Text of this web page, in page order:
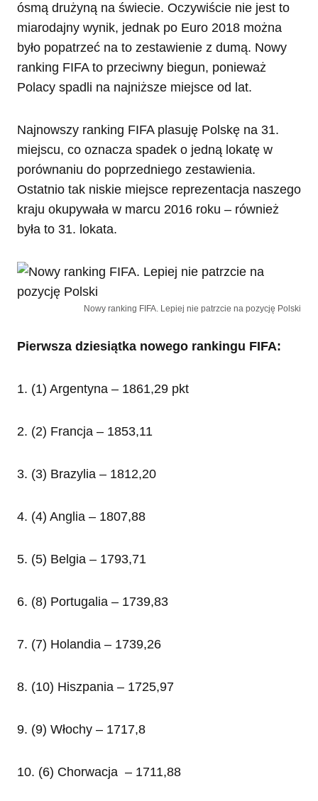
ósmą drużyną na świecie. Oczywiście nie jest to
miarodajny wynik, jednak po Euro 2018 można
było popatrzeć na to zestawienie z dumą. Nowy
ranking FIFA to przeciwny biegun, ponieważ
Polacy spadli na najniższe miejsce od lat.
Najnowszy ranking FIFA plasuję Polskę na 31.
miejscu, co oznacza spadek o jedną lokatę w
porównaniu do poprzedniego zestawienia.
Ostatnio tak niskie miejsce reprezentacja naszego
kraju okupywała w marcu 2016 roku – również
była to 31. lokata.
Nowy ranking FIFA. Lepiej nie patrzcie na pozycję Polski
Pierwsza dziesiątka nowego rankingu FIFA:
1. (1) Argentyna – 1861,29 pkt
2. (2) Francja – 1853,11
3. (3) Brazylia – 1812,20
4. (4) Anglia – 1807,88
5. (5) Belgia – 1793,71
6. (8) Portugalia – 1739,83
7. (7) Holandia – 1739,26
8. (10) Hiszpania – 1725,97
9. (9) Włochy – 1717,8
10. (6) Chorwacja – 1711,88